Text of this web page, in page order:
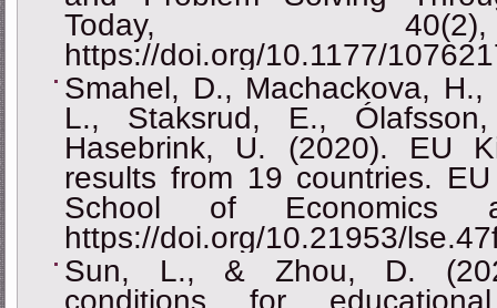
Today,
https://doi.org/10.1177/
Smahel, D., Machackova,
L., Staksrud, E.,
Hasebrink, U. (2020). EU
results from 19 countries.
School of Economics
https://doi.org/10.21953/
Sun, L., & Zhou, D.
conditions for